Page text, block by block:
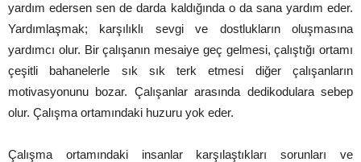
yardım edersen sen de darda kaldığında o da sana yardım eder.
Yardımlaşmak; karşılıklı sevgi ve dostlukların oluşmasına
yardımcı olur. Bir çalışanın mesaiye geç gelmesi, çalıştığı ortamı
çeşitli bahanelerle sık sık terk etmesi diğer çalışanların
motivasyonunu bozar. Çalışanlar arasında dedikodulara sebep
olur. Çalışma ortamındaki huzuru yok eder.
Çalışma ortamındaki insanlar karşılaştıkları sorunları ve